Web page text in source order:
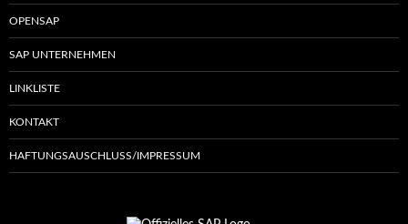
OPENSAP
SAP UNTERNEHMEN
LINKLISTE
KONTAKT
HAFTUNGSAUSCHLUSS/IMPRESSUM